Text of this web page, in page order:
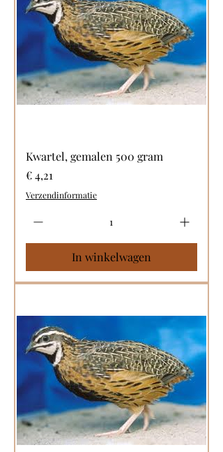
Kwartel, gemalen 500 gram
Prijs
€ 4,21
Verzendinformatie
In winkelwagen